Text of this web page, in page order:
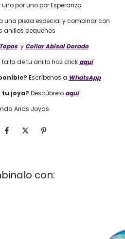
uno por uno por Esperanza
una pieza especial y combinar con
anillos pequeños
Toposy Collar Abisal Dorado
de tu anillo haz click aquí
Escríbenos a WhatsApp
tu joya? Descúbrelo aquí
Arias Joyas
con: